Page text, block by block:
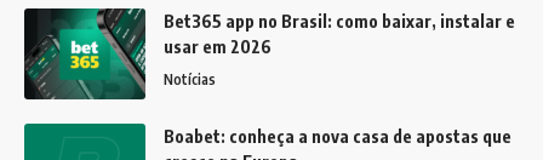
Bet365 app no Brasil: como baixar, instalar e
usar em 2026
Notícias
Boabet: conheça a nova casa de apostas que